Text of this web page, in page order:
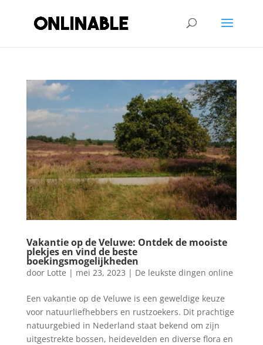
Vakantie op de Veluwe: Ontdek de mooiste
plekjes en vind de beste
boekingsmogelijkheden
door Lotte | mei 23, 2023 | De leukste dingen online
Een vakantie op de Veluwe is een geweldige keuze
voor natuurliefhebbers en rustzoekers. Dit prachtige
natuurgebied in Nederland staat bekend om zijn
uitgestrekte bossen, heidevelden en diverse flora en